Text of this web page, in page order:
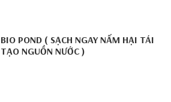
BIO POND ( SẠCH NGAY NẤM HẠI TÁI
TẠO NGUỒN NƯỚC )